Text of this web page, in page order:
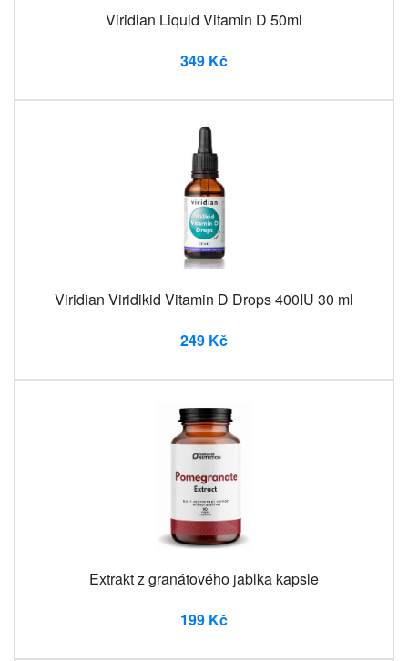
Viridian Liquid Vitamin D 50ml
349 Kč
Viridian Viridikid Vitamin D Drops 400IU 30 ml
249 Kč
Extrakt z granátového jablka kapsle
199 Kč